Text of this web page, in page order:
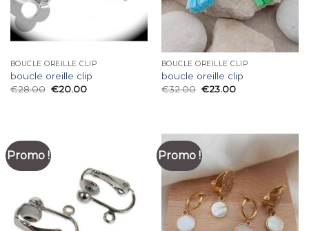
BOUCLE OREILLE CLIP
boucle oreille clip
€28.00 €20.00
BOUCLE OREILLE CLIP
boucle oreille clip
€32.00 €23.00
Promo ! Promo !